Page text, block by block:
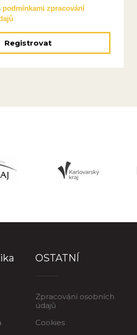
podmínkami zpracování
Registrovat
OSTATNÍ
Zpracování osobních
údajů
Cookies